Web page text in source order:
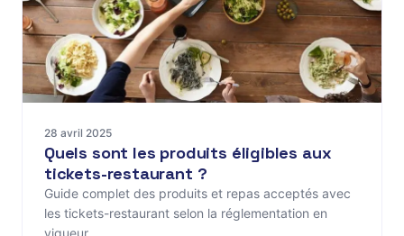
28 avril 2025
Quels sont les produits éligibles aux
tickets-restaurant ?
Guide complet des produits et repas acceptés avec
les tickets-restaurant selon la réglementation en